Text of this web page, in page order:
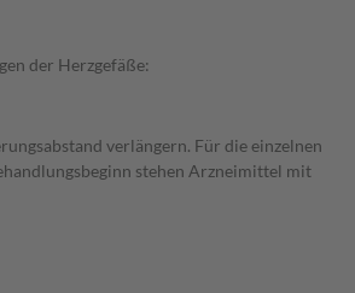
der Herzgefäße:
verlängern. Für die einzelnen
stehen Arzneimittel mit